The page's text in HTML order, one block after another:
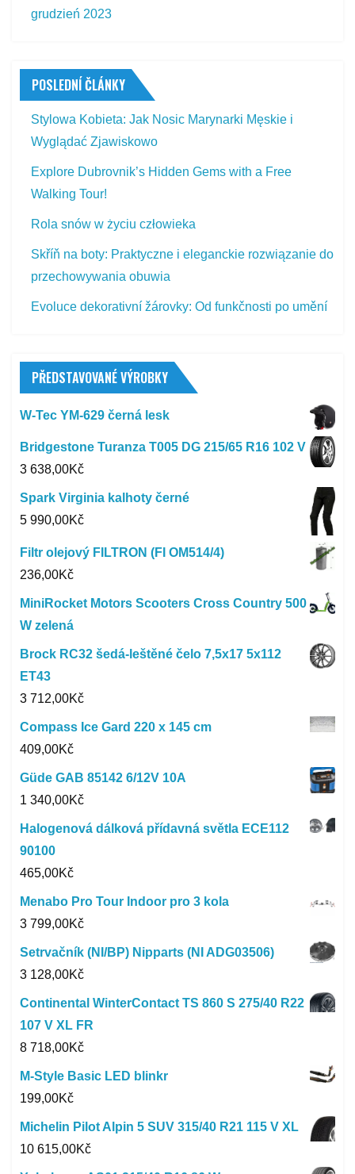
grudzień 2023
POSLEDNÍ ČLÁNKY
Stylowa Kobieta: Jak Nosic Marynarki Męskie i
Wyglądać Zjawiskowo
Explore Dubrovnik’s Hidden Gems with a Free
Walking Tour!
Rola snów w życiu człowieka
Skříň na boty: Praktyczne i eleganckie rozwiązanie do
przechowywania obuwia
Evoluce dekorativní žárovky: Od funkčnosti po umění
PŘEDSTAVOVANÉ VÝROBKY
W-Tec YM-629 černá lesk
Bridgestone Turanza T005 DG 215/65 R16 102 V
3 638,00Kč
Spark Virginia kalhoty černé
5 990,00Kč
Filtr olejový FILTRON (FI OM514/4)
236,00Kč
MiniRocket Motors Scooters Cross Country 500
W zelená
Brock RC32 šedá-leštěné čelo 7,5x17 5x112
ET43
3 712,00Kč
Compass Ice Gard 220 x 145 cm
409,00Kč
Güde GAB 85142 6/12V 10A
1 340,00Kč
Halogenová dálková přídavná světla ECE112
90100
465,00Kč
Menabo Pro Tour Indoor pro 3 kola
3 799,00Kč
Setrvačník (NI/BP) Nipparts (NI ADG03506)
3 128,00Kč
Continental WinterContact TS 860 S 275/40 R22
107 V XL FR
8 718,00Kč
M-Style Basic LED blinkr
199,00Kč
Michelin Pilot Alpin 5 SUV 315/40 R21 115 V XL
10 615,00Kč